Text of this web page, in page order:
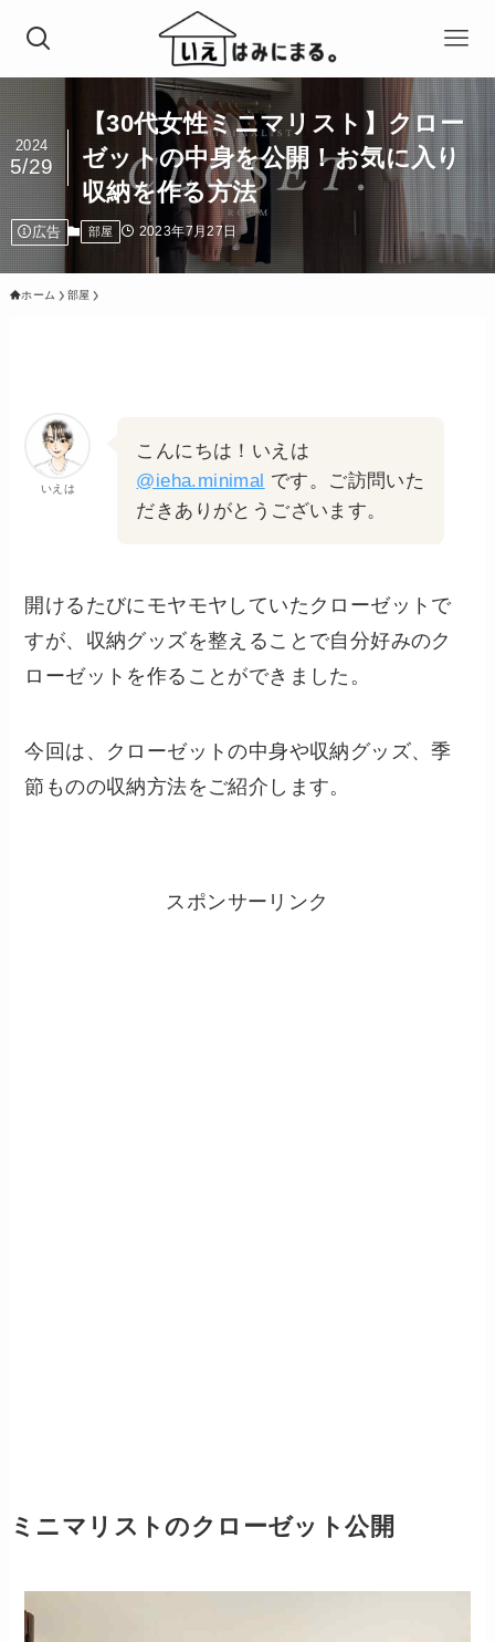
【30代女性ミニマリスト】クロー
ゼットの中身を公開！お気に入り
収納を作る方法
2024
5/29
広告 部屋 2023年7月27日
ホーム 部屋
いえは
こんにちは！いえは
@ieha.minimal です。ご訪問いた
だきありがとうございます。
開けるたびにモヤモヤしていたクローゼットで
すが、収納グッズを整えることで自分好みのク
ローゼットを作ることができました。
今回は、クローゼットの中身や収納グッズ、季
節ものの収納方法をご紹介します。
スポンサーリンク
ミニマリストのクローゼット公開